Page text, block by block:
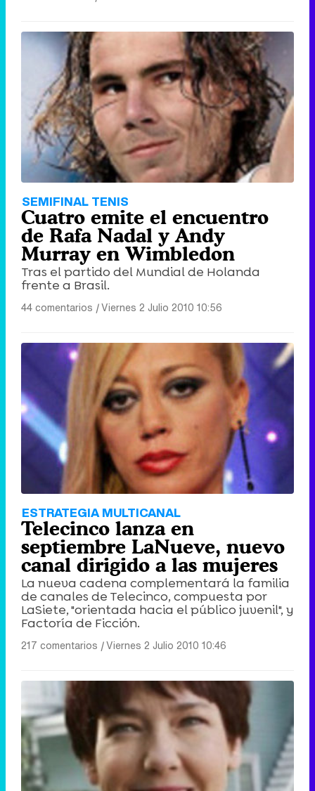
SEMIFINAL TENIS
Cuatro emite el encuentro
de Rafa Nadal y Andy
Murray en Wimbledon
Tras el partido del Mundial de Holanda
frente a Brasil.
44 comentarios |Viernes 2 Julio 2010 10:56
ESTRATEGIA MULTICANAL
Telecinco lanza en
septiembre LaNueve, nuevo
canal dirigido a las mujeres
La nueva cadena complementará la familia
de canales de Telecinco, compuesta por
LaSiete, "orientada hacia el público juvenil", y
Factoría de Ficción.
217 comentarios |Viernes 2 Julio 2010 10:46